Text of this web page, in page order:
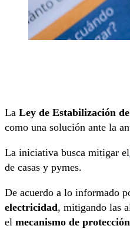
La Ley de Estabilización
como una solución ante la
La iniciativa busca mitigar el
de casas y pymes.
De acuerdo a lo informado
electricidad, mitigando las
el mecanismo de